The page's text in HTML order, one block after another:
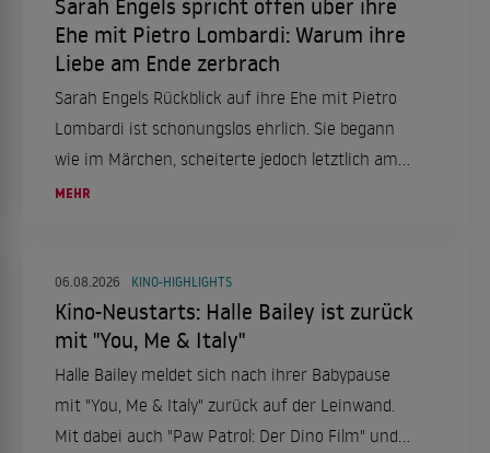
Ehe mit Pietro Lombardi: Warum ihre
Liebe am Ende zerbrach
Sarah Engels Rückblick auf ihre Ehe mit Pietro
Lombardi ist schonungslos ehrlich. Sie begann
wie im Märchen, scheiterte jedoch letztlich am
enormen Druck.
MEHR
06.08.2026 KINO-HIGHLIGHTS
Kino-Neustarts: Halle Bailey ist zurück
mit "You, Me & Italy"
Halle Bailey meldet sich nach ihrer Babypause
mit "You, Me & Italy" zurück auf der Leinwand.
Mit dabei auch "Paw Patrol: Der Dino Film" und